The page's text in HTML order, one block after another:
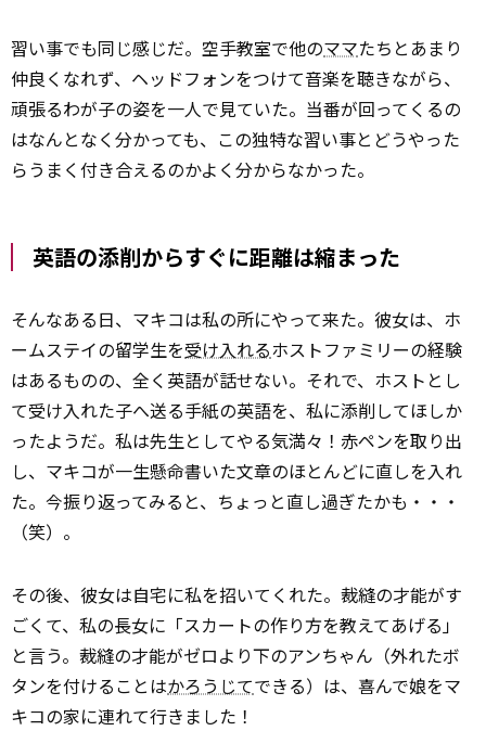
習い事でも同じ感じだ。空手教室で他のママたちとあまり
仲良くなれず、ヘッドフォンをつけて音楽を聴きながら、
頑張るわが子の姿を一人で見ていた。当番が回ってくるの
はなんとなく分かっても、この独特な習い事とどうやった
らうまく付き合えるのかよく分からなかった。
英語の添削からすぐに距離は縮まった
そんなある日、マキコは私の所にやって来た。彼女は、ホ
ームステイの留学生を受け入れるホストファミリーの経験
はあるものの、全く英語が話せない。それで、ホストとし
て受け入れた子へ送る手紙の英語を、私に添削してほしか
ったようだ。私は先生としてやる気満々！赤ペンを取り出
し、マキコが一生懸命書いた文章のほとんどに直しを入れ
た。今振り返ってみると、ちょっと直し過ぎたかも・・・
（笑）。
その後、彼女は自宅に私を招いてくれた。裁縫の才能がす
ごくて、私の長女に「スカートの作り方を教えてあげる」
と言う。裁縫の才能がゼロより下のアンちゃん（外れたボ
タンを付けることはかろうじてできる）は、喜んで娘をマ
キコの家に連れて行きました！